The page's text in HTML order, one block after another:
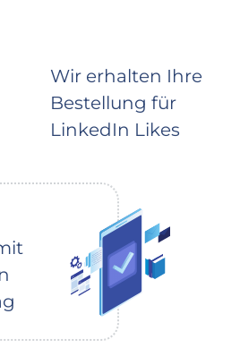
Wir erhalten Ihre
Bestellung für
LinkedIn Likes